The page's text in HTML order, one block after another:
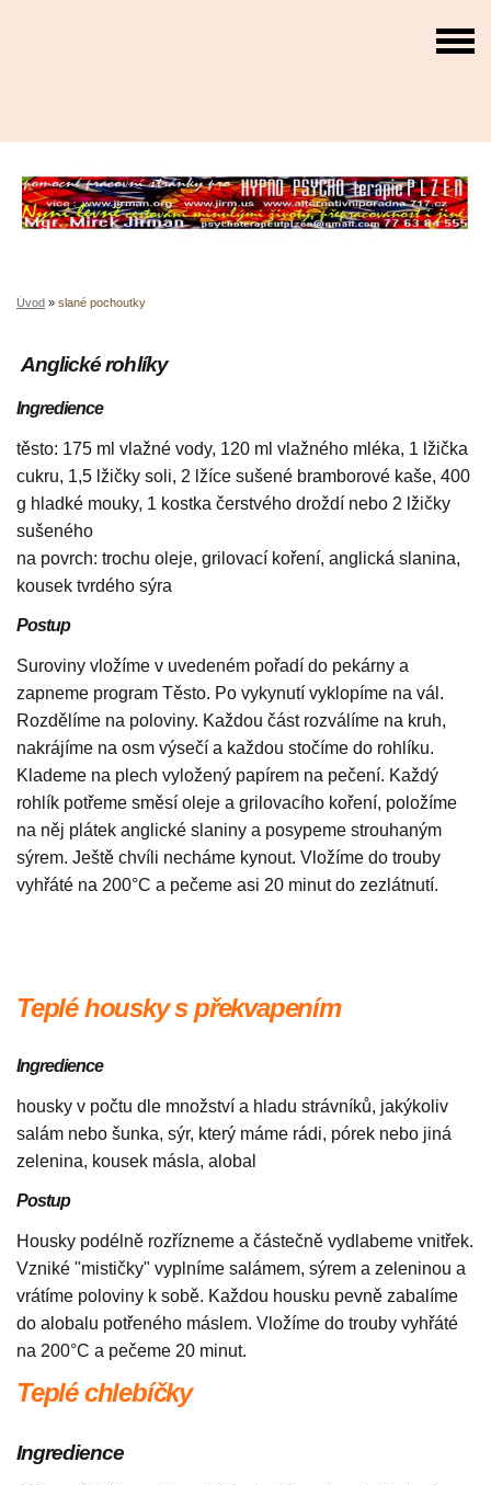
Úvod » slané pochoutky
Anglické rohlíky
Ingredience
těsto: 175 ml vlažné vody, 120 ml vlažného mléka, 1 lžička
cukru, 1,5 lžičky soli, 2 lžíce sušené bramborové kaše, 400
g hladké mouky, 1 kostka čerstvého droždí nebo 2 lžičky
sušeného
na povrch: trochu oleje, grilovací koření, anglická slanina,
kousek tvrdého sýra
Postup
Suroviny vložíme v uvedeném pořadí do pekárny a
zapneme program Těsto. Po vykynutí vyklopíme na vál.
Rozdělíme na poloviny. Každou část rozválíme na kruh,
nakrájíme na osm výsečí a každou stočíme do rohlíku.
Klademe na plech vyložený papírem na pečení. Každý
rohlík potřeme směsí oleje a grilovacího koření, položíme
na něj plátek anglické slaniny a posypeme strouhaným
sýrem. Ještě chvíli necháme kynout. Vložíme do trouby
vyhřáté na 200°C a pečeme asi 20 minut do zezlátnutí.
Teplé housky s překvapením
Ingredience
housky v počtu dle množství a hladu strávníků, jakýkoliv
salám nebo šunka, sýr, který máme rádi, pórek nebo jiná
zelenina, kousek másla, alobal
Postup
Housky podélně rozřízneme a částečně vydlabeme vnitřek.
Vzniké "mističky" vyplníme salámem, sýrem a zeleninou a
vrátíme poloviny k sobě. Každou housku pevně zabalíme
do alobalu potřeného máslem. Vložíme do trouby vyhřáté
na 200°C a pečeme 20 minut.
Teplé chlebíčky
Ingredience